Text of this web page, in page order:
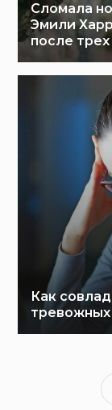
Сломала
Эмили
после
Как